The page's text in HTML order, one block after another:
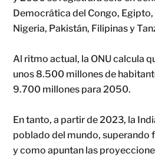
Democrática del Congo, Egipto,
Nigeria, Pakistán, Filipinas y
Al ritmo actual, la ONU calcula
unos 8.500 millones de
9.700 millones para 2050.
En tanto, a partir de 2023, la
poblado del mundo, superando
y como apuntan las